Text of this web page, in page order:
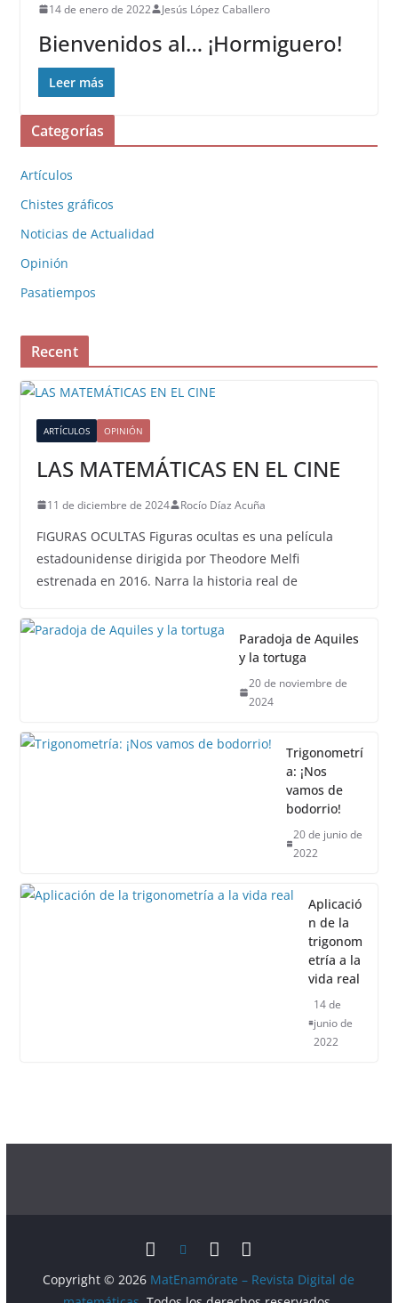
14 de enero de 2022 Jesús López Caballero
Bienvenidos al… ¡Hormiguero!
Leer más
Categorías
Artículos
Chistes gráficos
Noticias de Actualidad
Opinión
Pasatiempos
Recent
ARTÍCULOS OPINIÓN
LAS MATEMÁTICAS EN EL CINE
11 de diciembre de 2024 Rocío Díaz Acuña
FIGURAS OCULTAS Figuras ocultas es una película
estadounidense dirigida por Theodore Melfi
estrenada en 2016. Narra la historia real de
Paradoja de Aquiles
y la tortuga
20 de noviembre de
2024
Trigonometrí
a: ¡Nos
vamos de
bodorrio!
20 de junio de
2022
Aplicació
n de la
trigonom
etría a la
vida real
14 de
junio de
2022
Copyright © 2026 MatEnamórate – Revista Digital de